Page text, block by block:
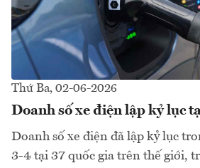
Thứ Ba, 02-06-2026
Doanh số xe điện lập kỷ lục
Doanh số xe điện đã lập kỷ lục
3-4 tại 37 quốc gia trên thế giới,